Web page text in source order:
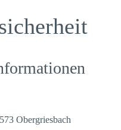
Obergriesbach